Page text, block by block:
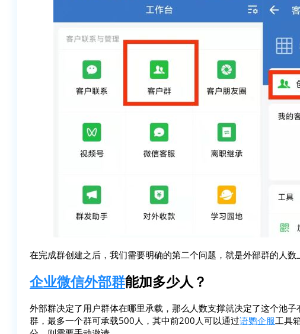
在完成群创建之后，我们需要明确的第二个问题，就是外部群的人数
企业微信外部群能加多少人？
外部群决定了用户群体在哪里承载，那么人数支撑就决定了这个池
群，最多一个群可承载500人，其中前200人可以通过语鹦企服工具